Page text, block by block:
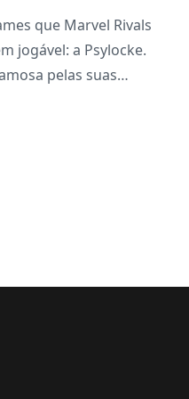
que Marvel Rivals
jogável: a Psylocke.
pelas suas
inspirado não s�